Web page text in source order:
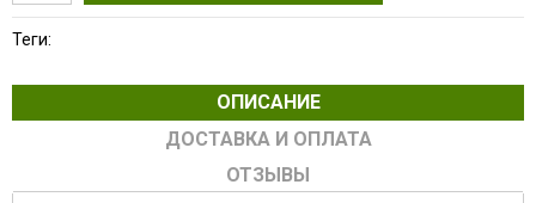
Теги:
ОПИСАНИЕ
ДОСТАВКА И ОПЛАТА
ОТЗЫВЫ